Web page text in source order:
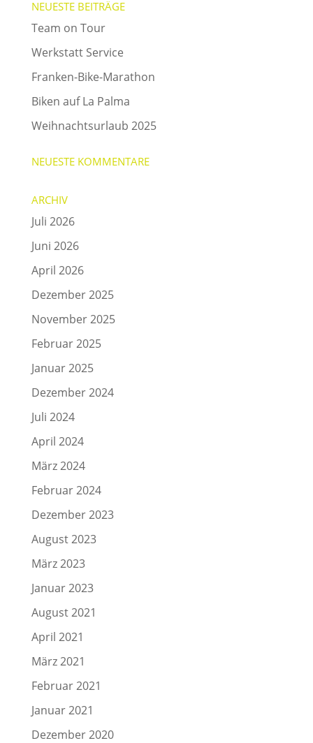
NEUESTE BEITRÄGE
Team on Tour
Werkstatt Service
Franken-Bike-Marathon
Biken auf La Palma
Weihnachtsurlaub 2025
NEUESTE KOMMENTARE
ARCHIV
Juli 2026
Juni 2026
April 2026
Dezember 2025
November 2025
Februar 2025
Januar 2025
Dezember 2024
Juli 2024
April 2024
März 2024
Februar 2024
Dezember 2023
August 2023
März 2023
Januar 2023
August 2021
April 2021
März 2021
Februar 2021
Januar 2021
Dezember 2020